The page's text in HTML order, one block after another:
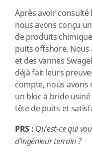
Après avoir consulté
nous avons conçu
de produits
puits offshore.
et des vannes
déjà fait leurs
compte, nous
un bloc à bride
tête de puits et
PRS : Qu’est-ce qui
d’ingénieur terrain ?